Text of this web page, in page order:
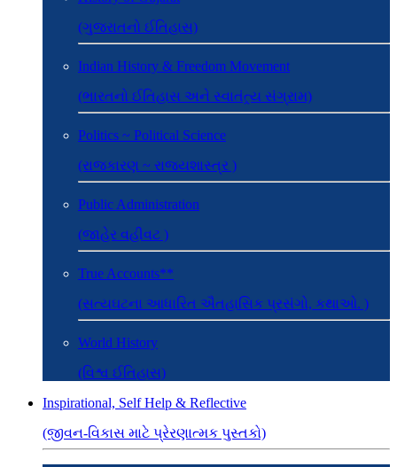
(ગુજરાતનો ઈતિહાસ)
Indian History & Freedom Movement
(ભારતનો ઈતિહાસ અને સ્વાતંત્ર્ય સંગ્રામ)
Politics ~ Political Science
(રાજકારણ ~ રાજ્યશાસ્ત્ર )
Public Administration
(જાહેર વહીવટ )
True Accounts**
(સત્યઘટના આધારિત ઐતહાસિક પ્રસંગો, કથાઓ. )
World History
(વિશ્વ ઈતિહાસ)
Inspirational, Self Help & Reflective
(જીવન-વિકાસ માટે પ્રેરણાત્મક પુસ્તકો)